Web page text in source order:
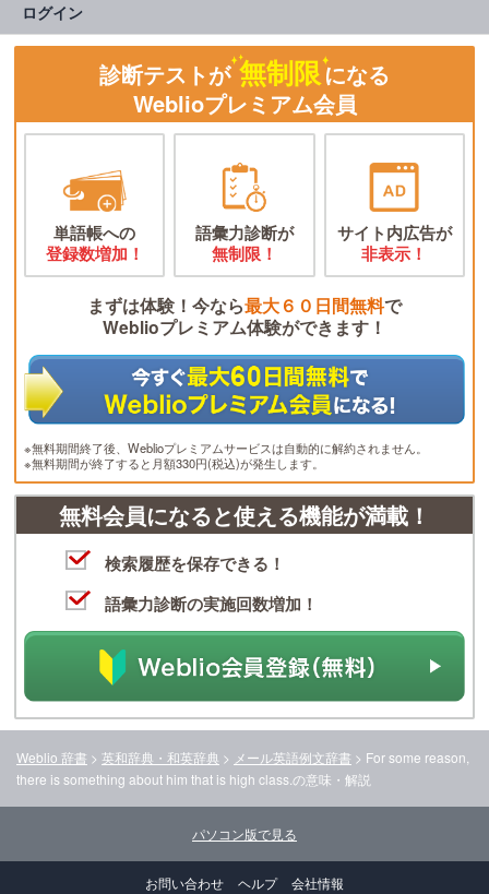
ログイン
診断テストが 無制限になる
Weblioプレミアム会員
単語帳への
登録数増加！
語彙力診断が
無制限！
サイト内広告が
非表示！
まずは体験！今なら最大６０日間無料で
Weblioプレミアム体験ができます！
※無料期間終了後、Weblioプレミアムサービスは自動的に解約されません。
※無料期間が終了すると月額330円(税込)が発生します。
無料会員になると使える機能が満載！
検索履歴を保存できる！
語彙力診断の実施回数増加！
Weblio 辞書 > 英和辞典・和英辞典 > メール英語例文辞書 > For some reason,
there is something about him that is high class.の意味・解説
パソコン版で見る
お問い合わせ ヘルプ 会社情報